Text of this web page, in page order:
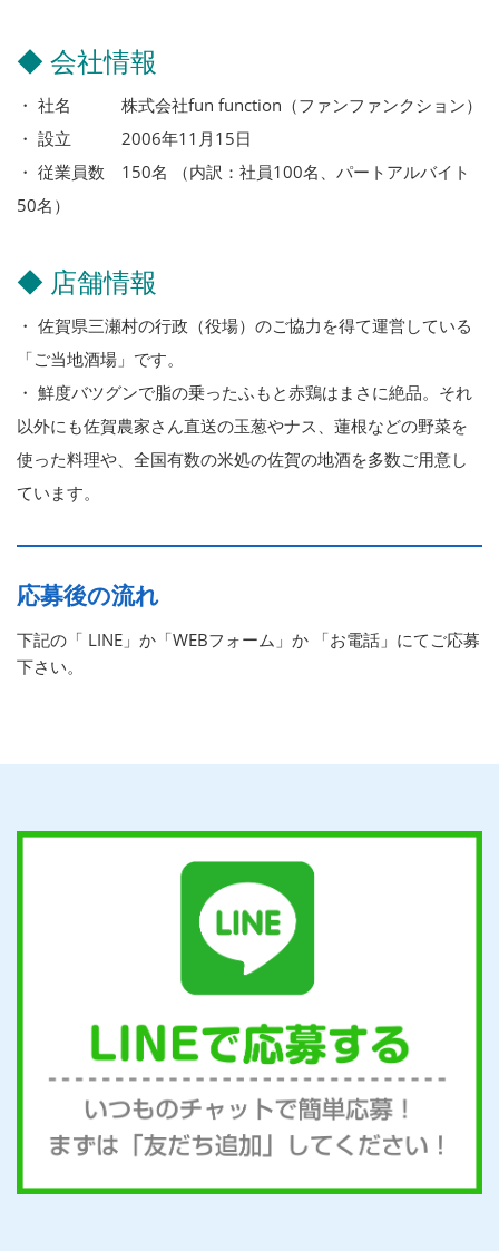
◆ 会社情報
・ 社名 株式会社fun function（ファンファンクション）
・ 設立 2006年11月15日
・ 従業員数 150名 （内訳：社員100名、パートアルバイト
50名）
◆ 店舗情報
・ 佐賀県三瀬村の行政（役場）のご協力を得て運営している
「ご当地酒場」です。
・ 鮮度バツグンで脂の乗ったふもと赤鶏はまさに絶品。それ
以外にも佐賀農家さん直送の玉葱やナス、蓮根などの野菜を
使った料理や、全国有数の米処の佐賀の地酒を多数ご用意し
ています。
応募後の流れ
下記の「 LINE」か「WEBフォーム」か 「お電話」にてご応募
下さい。